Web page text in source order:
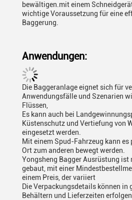
bewältigen.mit einem
wichtige Voraussetzung für eine
Baggerung.
Anwendungen:
Die Baggeranlage eignet sich für
Anwendungsfälle und Szenarien
Flüssen,
Es kann auch bei
Küstenschutz und Vertiefung von
eingesetzt werden.
Mit einem Spud-Fahrzeug kann
Ort zum anderen bewegt werden.
Yongsheng Bagger Ausrüstung ist
gebaut, mit einer
einem Preis, der variiert
Die Verpackungsdetails können in
Behältern und Lieferzeiten erfolgen.